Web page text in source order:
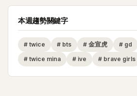
本週趨勢關鍵字
# twice # bts # 金宣虎 # gd
# twice mina # ive # brave girls